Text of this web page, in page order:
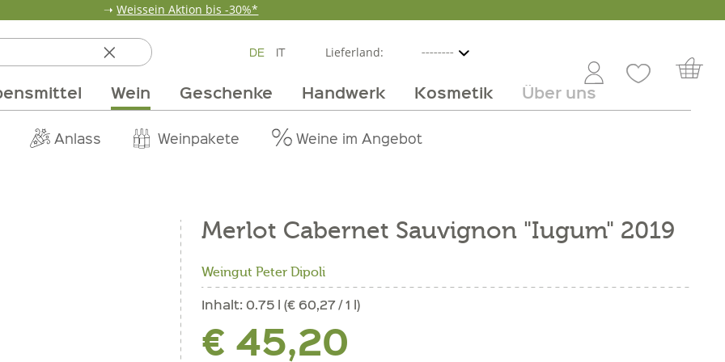
➝Weissein Aktion bis -30%*
DE IT Lieferland:
Wein Geschenke Handwerk Kosmetik Über uns
Erdbeerzeit Wandern
Getränke Vom Getreide Vorratskammer
Anlass Weinpakete Weine im Angebot
Verpackungen
& Öle Team Unsere Märkte Pur Exclusive Online
Merlot Cabernet Sauvignon "Iugum" 2019
Weingut Peter Dipoli
Inhalt:0.75 l (€ 60,27 / 1 l)
€ 45,20